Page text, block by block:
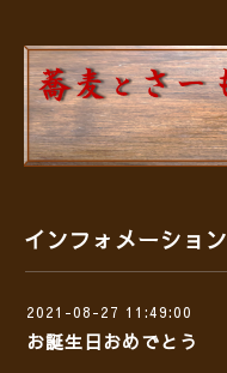
インフォメーション
2021-08-27 11:49:00
お誕生日おめでとう